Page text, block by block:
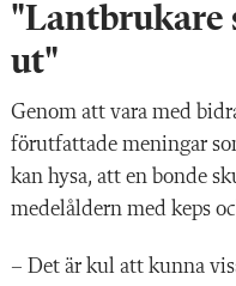
"Lantbrukare
ut"
Genom att vara med
förutfattade meningar
kan hysa, att en bonde
medelåldern med keps
– Det är kul att kunna